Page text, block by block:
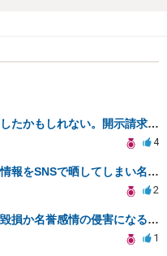
誹謗中傷に当たる内容を投稿したかもしれない。開示請求や民事刑事裁判に発展しうるのか教えて欲しい。
4
当方の腹いせで相手方の個人情報をSNSで晒してしまい名誉毀損させてしまったかもしれない
2
知的障害者と言う文言が名誉毀損か名誉感情の侵害になるか教えてほしい。
1